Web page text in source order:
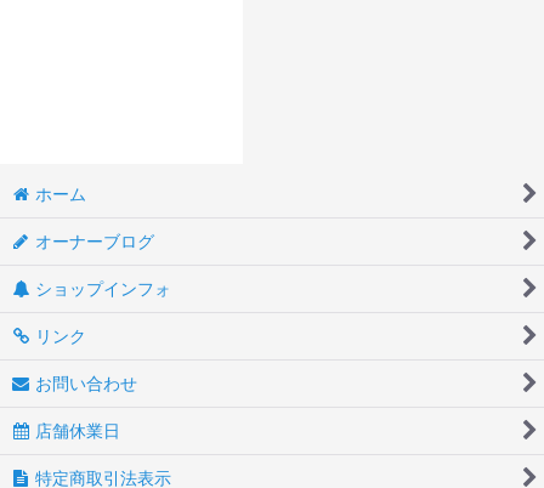
ホーム
オーナーブログ
ショップインフォ
リンク
お問い合わせ
店舗休業日
特定商取引法表示